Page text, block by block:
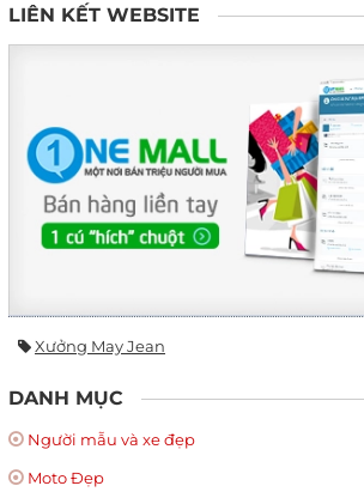
LIÊN KẾT WEBSITE
Xưởng May Jean
DANH MỤC
Người mẫu và xe đẹp
Moto Đẹp